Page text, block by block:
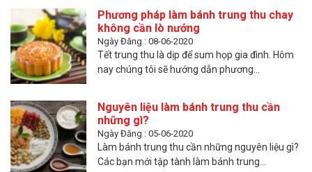
Phương pháp làm bánh trung thu chay
không cần lò nướng
Ngày Đăng : 08-06-2020
Tết trung thu là dịp để sum họp gia đình. Hôm
nay chúng tôi sẽ hướng dẫn phương...
Nguyên liệu làm bánh trung thu cần
những gì?
Ngày Đăng : 05-06-2020
Làm bánh trung thu cần những nguyên liệu gì?
Các bạn mới tập tành làm bánh trung...